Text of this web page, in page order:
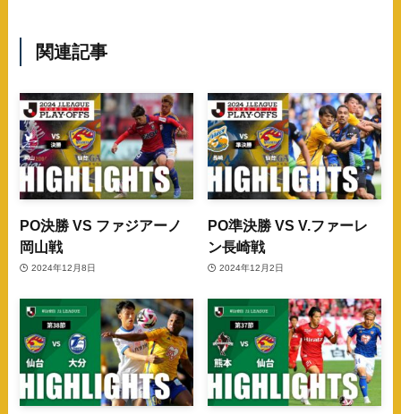
関連記事
PO決勝 VS ファジアーノ
岡山戦
2024年12月8日
PO準決勝 VS V.ファーレ
ン長崎戦
2024年12月2日